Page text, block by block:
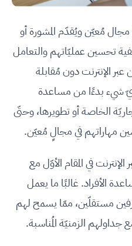
مجال مُعيّن ويُقدّم المشورة أو
تحسين عمليّاتهم والتعامل
الإنترنت دون مُقابلة
شيء بدءًا من مساعدة
الخاصة أو تطويرها، وحتّى
مهاراتهم في مجالٍ مُعيّن.
في المقام الأوّل مع
الأفراد. غالبًا ما يعمل
مستقلّين، ممّا يسمح لهم
الزمنيّة المُناسبة.